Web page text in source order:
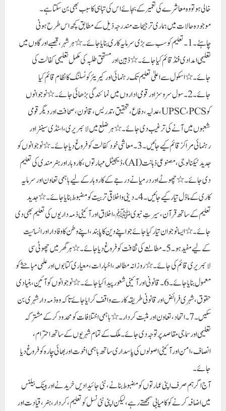
خالی ہو تو وہ معاشرے کی تعمیر کے بجائے اس کی تباہی کا سبب بھی بن سکتا ہے۔
موجودہ حالات میں ہماری ترجیحات مندرجہ ذیل کے مطابق کچھ اس طرح ہونی
چاہئے۔ 1۔ تعلیم کو سب سے بڑی سرمایہ کاری بنایا جائے۔ ٭ ہر شہر، قصبے اور گاوں میں
تعلیمی امدادی فنڈ قائم کیا جائے۔ ٭ ذہین اور مستحق طلبہ کی مکمل تعلیمی کفالت کی
جائے۔ ٭ اسکول سے اعلیٰ تعلیم تک رہنمائی اور کیریئر کونسلنگ کا نظام قائم کیا
جائے۔ 2۔ سول سروسز اور قومی اداروں میں نمائندگی بڑھائی جائے۔ ٭ نوجوانوں
کو UPSC، PCS، عدلیہ، دفاع، تحقیق، تدریس، قانون، صحافت اور دیگر قومی
شعبوں میں آنے کی ترغیب دی جائے۔ ٭ ہر ضلع میں لائبریری، اسٹڈی سینٹر اور
رہنمائی مراکز قائم کیے جائیں۔ 3۔ معاشی خود کفالت کو فروغ دیا جائے۔ ٭ نوجوانوں کو
جدید ٹیکنالوجی، مصنوعی ذہانت (AI)، ڈیجیٹل مہارتوں، کاروبار اور ہنرمندی کی تعلیم
دی جائے۔ ٭ چھوٹے اور درمیانے درجے کے کاروبار کے لیے باہمی تعاون اور سرمایہ
کاری کے ماڈل تیار کیے جائیں۔ 4۔ دینی و اخلاقی تربیت کو مضبوط بنایا جائے۔ ٭ جدید
تعلیم کے ساتھ قرآن، سیرتِ نبوی ﷺ، اخلاق اور آئینی ذمہ داریوں کی تعلیم بھی دی
جائے۔ ٭ ایسا نوجوان تیار کیا جائے جو اپنے دین کا پابند، اپنے وطن کا وفادار اور انسانیت
کے لیے مفید ہو۔ 5۔ مطالعے کی ثقافت کو فروغ دیا جائے۔ ٭ ہر گھر میں چھوٹی سی
لائبریری قائم کی جائے۔ ٭ روزانہ مطالعہ، اخبارات، معیاری کتابوں اور علمی مباحثے کو
معمول بنایا جائے۔ 6۔ قانونی اور آئینی شعور پیدا کیا جائے۔ ٭نوجوانوں کو آئین، بنیادی
حقوق، شہری فرائض اور قانونی طریقہ کار سے واقف کرایا جائے تاکہ وہ ذمہ دار شہری بن
سکیں۔7۔ اتحاد، تعاون اور مثبت کردار۔ ٭باہمی اختلافات کو محدود کرکے مشترکہ
تعلیمی اور سماجی مقاصد پر توجہ دی جائے۔ ملک کے تمام شہریوں کے ساتھ احترام،
انصاف، امن اور آئینی اصولوں کی پاسداری ساتھ باہمی اخوت اور بھائی چارہ کو فروغ دیا
جائے۔
آج اگر ہم صرف اپنی عمارتوں کو مضبوط بنانے، نئی جائیدادیں خریدنے اور بینک بیلنس
میں اضافہ کرنے کو کامیابی سمجھتے رہے، لیکن اپنی نئی نسل کو تعلیم، کردار، ہنر، قیادت اور